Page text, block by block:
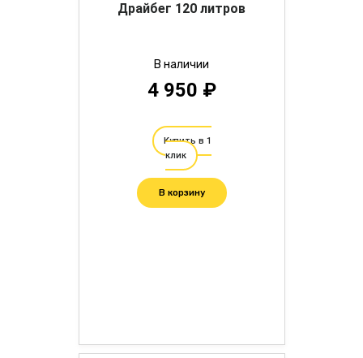
Драйбег 120 литров
В наличии
4 950 ₽
Купить в 1
клик
В корзину